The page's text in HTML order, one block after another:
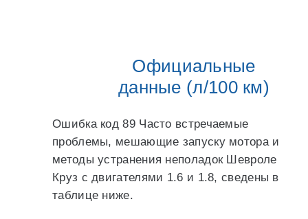
Официальные
данные (л/100 км)
Ошибка код 89 Часто встречаемые
проблемы, мешающие запуску мотора и
методы устранения неполадок Шевроле
Круз с двигателями 1.6 и 1.8, сведены в
таблице ниже.